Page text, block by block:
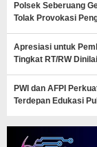
Polsek Seberuang
Tolak Provokasi
Apresiasi untuk
Tingkat RT/RW
PWI dan AFPI
Terdepan Edukasi